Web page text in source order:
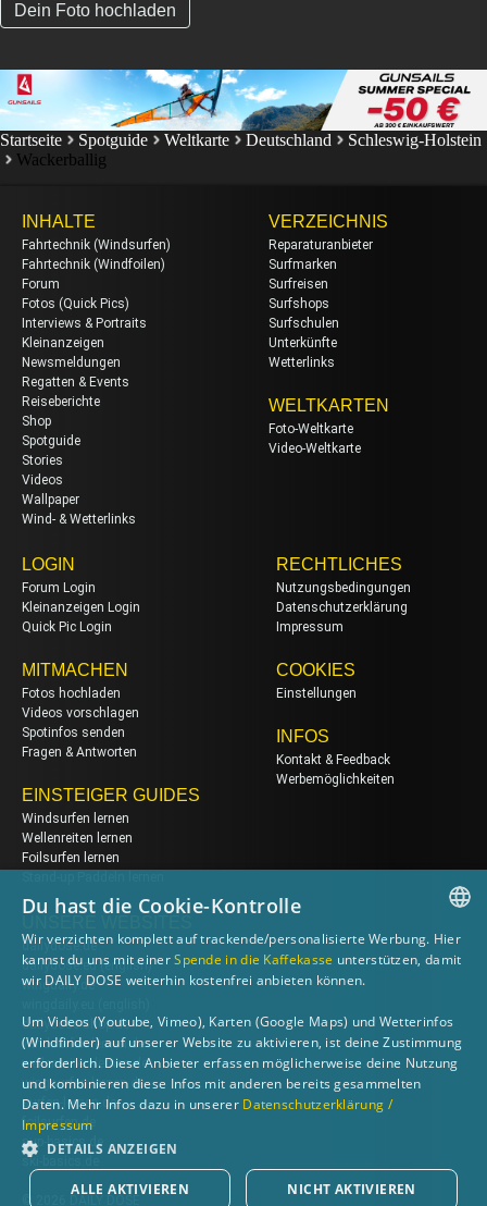
Dein Foto hochladen
Startseite Spotguide Weltkarte Deutschland
Schleswig-Holstein
Wackerballig
INHALTE
Fahrtechnik (Windsurfen)
Fahrtechnik (Windfoilen)
Forum
Fotos (Quick Pics)
Interviews & Portraits
Kleinanzeigen
Newsmeldungen
Regatten & Events
Reiseberichte
Shop
Spotguide
Stories
Videos
Wallpaper
Wind- & Wetterlinks
VERZEICHNIS
Reparaturanbieter
Surfmarken
Surfreisen
Surfshops
Surfschulen
Unterkünfte
Wetterlinks
WELTKARTEN
Foto-Weltkarte
Video-Weltkarte
LOGIN
Forum Login
Kleinanzeigen Login
Quick Pic Login
MITMACHEN
Fotos hochladen
Videos vorschlagen
Spotinfos senden
Fragen & Antworten
EINSTEIGER GUIDES
Windsurfen lernen
Wellenreiten lernen
Foilsurfen lernen
RECHTLICHES
Nutzungsbedingungen
Datenschutzerklärung
Impressum
COOKIES
Einstellungen
INFOS
Kontakt & Feedback
Werbemöglichkeiten
dailydose.de
dailydose.eu (english)
wingdaily.de
dailydose-shop.de
windsurfen-lernen.de
wellenreiten-lernen.de
wingsurfen-lernen.de
surfen-lernen.de
foilsurfen.de
sup-basics.de
ski-basics.de
© 2026 DAILY DOSE
GERMAN
Du hast die Cookie-Kontrolle
Wir verzichten komplett auf trackende/personalisierte Werbung. Hier
kannst du uns mit einerSpende in die Kaffekasse unterstützen, damit
wir DAILY DOSE weiterhin kostenfrei anbieten können.
Um Videos (Youtube, Vimeo), Karten (Google Maps) und Wetterinfos
(Windfinder) auf unserer Website zu aktivieren, ist deine Zustimmung
erforderlich. Diese Anbieter erfassen möglicherweise deine Nutzung
und kombinieren diese Infos mit anderen bereits gesammelten
Daten. Mehr Infos dazu in unserer Datenschutzerklärung /
Impressum
DETAILS ANZEIGEN
ALLE AKTIVIEREN NICHT AKTIVIEREN